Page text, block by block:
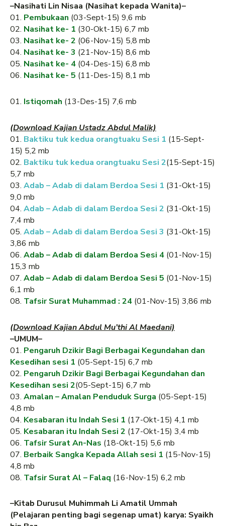
–Nasihati Lin Nisaa (Nasihat kepada Wanita)–
01. Pembukaan (03-Sept-15) 9,6 mb
02. Nasihat ke- 1 (30-Okt-15) 6,7 mb
03. Nasihat ke- 2 (06-Nov-15) 5,8 mb
04. Nasihat ke- 3 (21-Nov-15) 8,6 mb
05. Nasihat ke- 4 (04-Des-15) 6,8 mb
06. Nasihat ke- 5 (11-Des-15) 8,1 mb
01. Istiqomah (13-Des-15) 7,6 mb
(Download Kajian Ustadz Abdul Malik)
01. Baktiku tuk kedua orangtuaku Sesi 1 (15-Sept-
15) 5,2 mb
02. Baktiku tuk kedua orangtuaku Sesi 2(15-Sept-15)
5,7 mb
03. Adab – Adab di dalam Berdoa Sesi 1 (31-Okt-15)
9,0 mb
04. Adab – Adab di dalam Berdoa Sesi 2 (31-Okt-15)
7,4 mb
05. Adab – Adab di dalam Berdoa Sesi 3 (31-Okt-15)
3,86 mb
06. Adab – Adab di dalam Berdoa Sesi 4 (01-Nov-15)
15,3 mb
07. Adab – Adab di dalam Berdoa Sesi 5 (01-Nov-15)
6,1 mb
08. Tafsir Surat Muhammad : 24 (01-Nov-15) 3,86 mb
(Download Kajian Abdul Mu’thi Al Maedani)
–UMUM–
01. Pengaruh Dzikir Bagi Berbagai Kegundahan dan
Kesedihan sesi 1 (05-Sept-15) 6,7 mb
02. Pengaruh Dzikir Bagi Berbagai Kegundahan dan
Kesedihan sesi 2(05-Sept-15) 6,7 mb
03. Amalan – Amalan Penduduk Surga (05-Sept-15)
4,8 mb
04. Kesabaran itu Indah Sesi 1 (17-Okt-15) 4,1 mb
05. Kesabaran itu Indah Sesi 2 (17-Okt-15) 3,4 mb
06. Tafsir Surat An-Nas (18-Okt-15) 5,6 mb
07. Berbaik Sangka Kepada Allah sesi 1 (15-Nov-15)
4,8 mb
08. Tafsir Surat Al – Falaq (16-Nov-15) 6,2 mb
–Kitab Durusul Muhimmah Li Amatil Ummah
(Pelajaran penting bagi segenap umat) karya: Syaikh